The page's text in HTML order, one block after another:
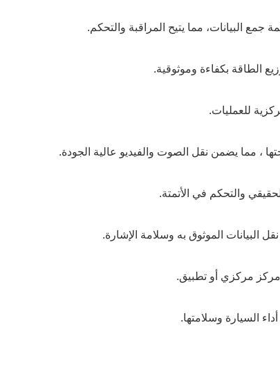
البيانات، مما يتيح المراقبة والتحكم.
الطاقة بكفاءة وموثوقية.
للعمليات.
، مما يضمن نقل الصوت والفيديو عالية الجودة.
والتحكم في الأتمتة.
البيانات الموثوق به وسلامة الإشارة.
مركز مركزي أو تطبيق.
السيارة وسلامتها.